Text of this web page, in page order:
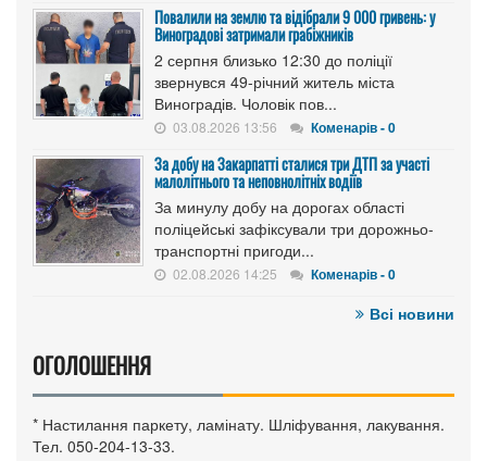
Повалили на землю та відібрали 9 000 гривень: у
Виноградові затримали грабіжників
2 серпня близько 12:30 до поліції
звернувся 49-річний житель міста
Виноградів. Чоловік пов...
03.08.2026 13:56 Коменарів - 0
За добу на Закарпатті сталися три ДТП за участі
малолітнього та неповнолітніх водіїв
За минулу добу на дорогах області
поліцейські зафіксували три дорожньо-
транспортні пригоди...
02.08.2026 14:25 Коменарів - 0
Всі новини
ОГОЛОШЕННЯ
* Настилання паркету, ламінату. Шліфування, лакування.
Тел. 050-204-13-33.